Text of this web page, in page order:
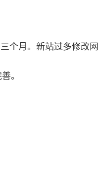
个月。新站过多修改网
。